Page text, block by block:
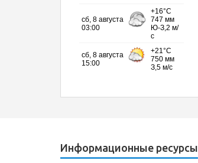
Информационные ресурсы